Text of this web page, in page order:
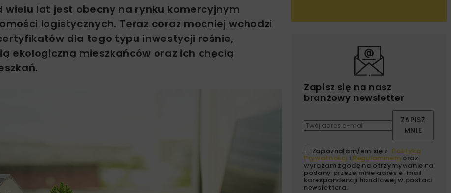
lat jest obecny na rynku komercyjnym
logistycznych. Teraz coraz mocniej wchodzi
dla tego typu inwestycji rośnie,
ekologiczną mieszkańców oraz ich chęcią
Zapisz się na nasz
branżowy newsletter
ZAPISZ
MNIE
Zapoznałam/em się z Polityką
Prywatności i Regulaminem oraz
wyrażam zgodę na otrzymywanie na
podany przeze mnie adres e-mail
korespondencji handlowej w postaci
newslettera.